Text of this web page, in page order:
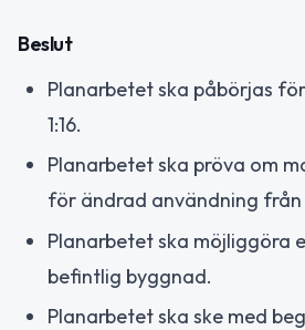
Beslut
Planarbetet ska påbörjas
1:16.
Planarbetet ska pröva om
för ändrad användning
Planarbetet ska möjliggöra
befintlig byggnad.
Planarbetet ska ske med